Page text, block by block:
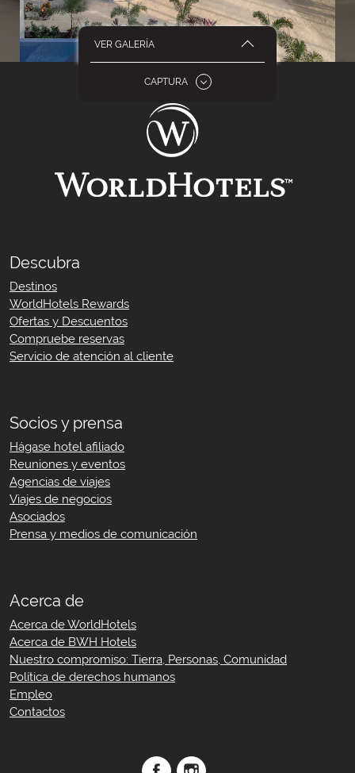
CAPTURA
VER GALERÍA
Ver galería
Habitaciones y suites
Reuniones y eventos
Instalaciones del hotel
Recreo y deporte
Descubra
Destinos
WorldHotels Rewards
Ofertas y Descuentos
Compruebe reservas
Servicio de atención al cliente
Socios y prensa
Hágase hotel afiliado
Reuniones y eventos
Agencias de viajes
Viajes de negocios
Asociados
Prensa y medios de comunicación
Acerca de
Acerca de WorldHotels
Acerca de BWH Hotels
Nuestro compromiso: Tierra, Personas, Comunidad
Política de derechos humanos
Empleo
Contactos